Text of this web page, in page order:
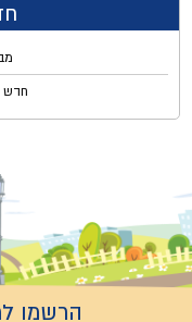
חדש
הרשמו